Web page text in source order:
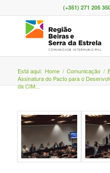
(+351) 271 205
Está aqui: Home / Comunicação /
Assinatura do Pacto para o
da CIM...